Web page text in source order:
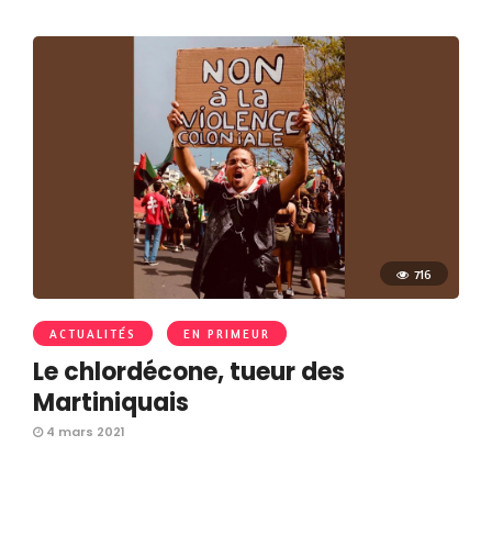
716
ACTUALITÉS EN PRIMEUR
Le chlordécone, tueur des
Martiniquais
4 mars 2021